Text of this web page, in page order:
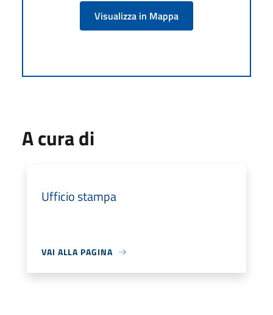
Visualizza in Mappa
A cura di
Ufficio stampa
VAI ALLA PAGINA